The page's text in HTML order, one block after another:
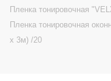
Пленка тонировочная
Пленка тонировочная
х 3м) /20